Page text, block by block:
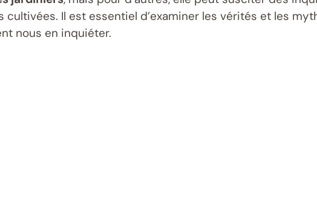
Il est essentiel d’examiner les vérités et les
nous en inquiéter.